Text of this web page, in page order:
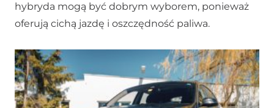
hybryda mogą być dobrym wyborem, ponieważ
oferują cichą jazdę i oszczędność paliwa.